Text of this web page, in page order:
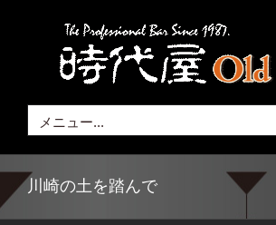
メニュー...
川崎の土を踏んで